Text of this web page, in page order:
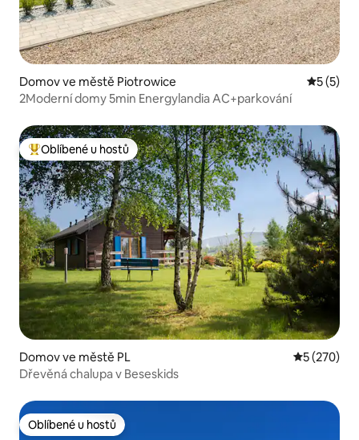
Domov ve městě Piotrowice
5 (5)
2Moderní domy 5min Energylandia AC+parkování
Nejlepší v kategorii Oblíbené u hostů
Oblíbené u hostů
Domov ve městě PL Průměrné
5 (270)
Dřevěná chalupa v Beseskids
Oblíbené u hostů
Oblíbené u hostů